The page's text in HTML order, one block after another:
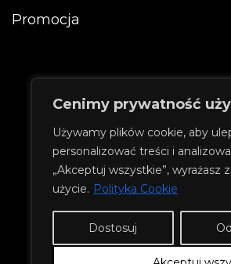
Cenimy prywatność
Używamy plików cookie, aby
personalizować treści i
„Akceptuj wszystkie”, wyrażasz
użycie. Polityka Cookie
Dostosuj
Promocja